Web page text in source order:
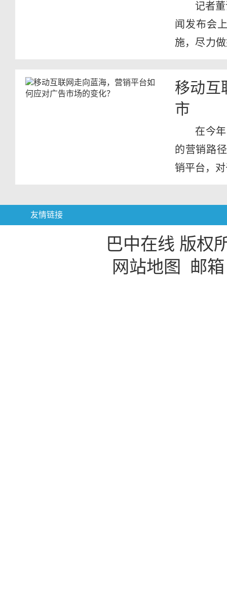
记者
闻发布会
施，尽力
移动互
市
在今
的营销路
销平台，
友情链接
巴中在线 版权
网站地图
邮